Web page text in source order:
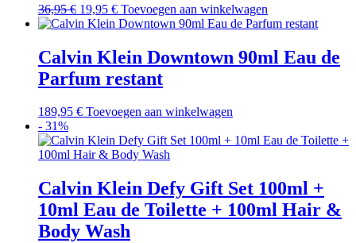
36,95€ Oorspronkelijke
prijs
36,95 €.
19,95 €Huidige
prijs
19,95 €.
Toevoegen aan winkelwagen
Calvin Klein Downtown 90ml Eau de
Parfum restant
189,95 € Toevoegen aan winkelwagen
- 31%
Calvin Klein Defy Gift Set 100ml +
10ml Eau de Toilette + 100ml Hair &
Body Wash